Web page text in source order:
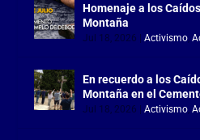
Homenaje a los
Montaña
Jul 18, 2026 |Activismo,
En recuerdo a los
Montaña en el
Jul 18, 2026 |Activismo,